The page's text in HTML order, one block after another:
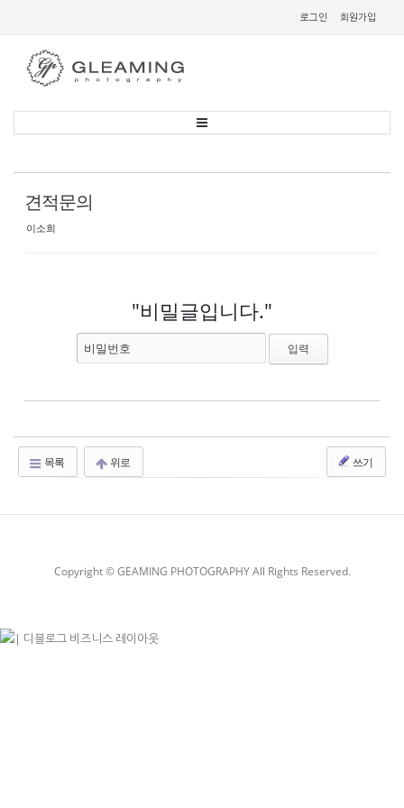
로그인 회원가입
견적문의
이소희
"비밀글입니다."
비밀번호
목록 위로 쓰기
Copyright © GEAMING PHOTOGRAPHY All Rights Reserved.
스케치북5
스케치북5